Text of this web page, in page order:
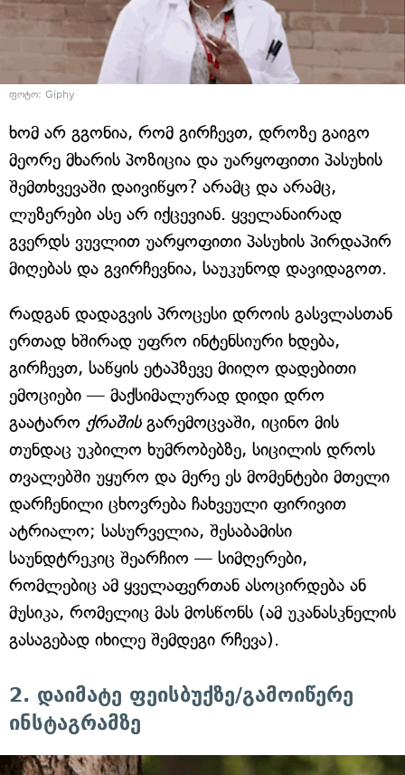
ფოტო: Giphy
ხომ არ გგონია, რომ გირჩევთ, დროზე გაიგო
მეორე მხარის პოზიცია და უარყოფითი პასუხის
შემთხვევაში დაივიწყო? არამც და არამც,
ლუზერები ასე არ იქცევიან. ყველანაირად
გვერდს ვუვლით უარყოფითი პასუხის პირდაპირ
მიღებას და გვირჩევნია, საუკუნოდ დავიდაგოთ.
რადგან დადაგვის პროცესი დროის გასვლასთან
ერთად ხშირად უფრო ინტენსიური ხდება,
გირჩევთ, საწყის ეტაპზევე მიიღო დადებითი
ემოციები — მაქსიმალურად დიდი დრო
გაატარო ქრაშისგარემოცვაში, იცინო მის
თუნდაც უკბილო ხუმრობებზე, სიცილის დროს
თვალებში უყურო და მერე ეს მომენტები მთელი
დარჩენილი ცხოვრება ჩახვეული ფირივით
ატრიალო; სასურველია, შესაბამისი
საუნდტრეკიც შეარჩიო — სიმღერები,
რომლებიც ამ ყველაფერთან ასოცირდება ან
მუსიკა, რომელიც მას მოსწონს (ამ უკანასკნელის
გასაგებად იხილე შემდეგი რჩევა).
2. დაიმატე ფეისბუქზე/გამოიწერე
ინსტაგრამზე